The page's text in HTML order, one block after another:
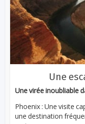
Une
Une virée inoubliable
Phoenix : Une visite
une destination